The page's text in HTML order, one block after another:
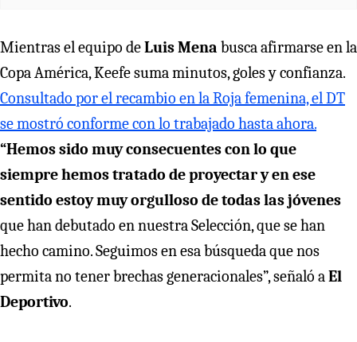
Mientras el equipo deLuis Mena busca afirmarse en la
Copa América, Keefe suma minutos, goles y confianza.
Consultado por el recambio en la Roja femenina, el DT
se mostró conforme con lo trabajado hasta ahora.
“Hemos sido muy consecuentes con lo que
siempre hemos tratado de proyectar y en ese
sentido estoy muy orgulloso de todas las jóvenes
que han debutado en nuestra Selección, que se han
hecho camino. Seguimos en esa búsqueda que nos
permita no tener brechas generacionales”, señaló aEl
Deportivo.